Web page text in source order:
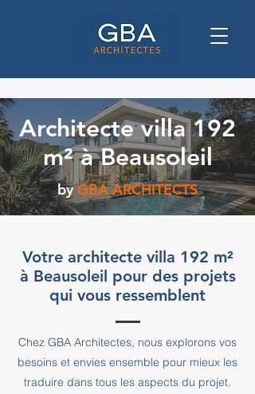
Architecte villa 192
m² à Beausoleil
by GBA ARCHITECTS
Votre architecte villa 192 m²
à Beausoleil pour des projets
qui vous ressemblent
Chez GBA Architectes, nous explorons vos
besoins et envies ensemble pour mieux les
traduire dans tous les aspects du projet.